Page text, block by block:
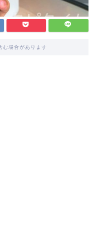
む場合があります